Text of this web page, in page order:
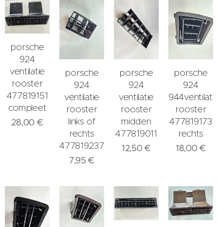
porsche
924
ventilatie
rooster
477819151
compleet
28,00 €
porsche
924
ventilatie
rooster
links of
rechts
477819237
7,95 €
porsche
924
ventilatie
rooster
midden
477819011
12,50 €
porsche
924
rooster
477819173
rechts
18,00 €